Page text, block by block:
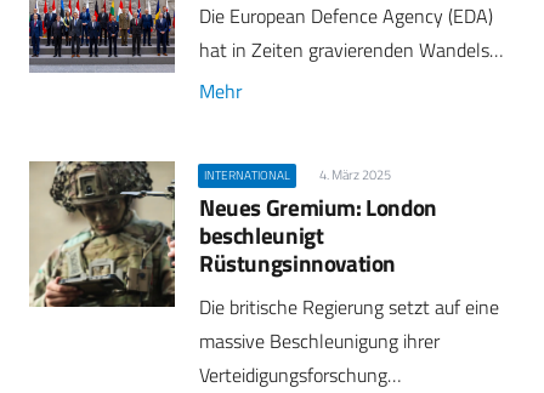
Die European Defence Agency (EDA)
hat in Zeiten gravierenden Wandels…
Mehr
INTERNATIONAL 4. März 2025
Neues Gremium: London
beschleunigt
Rüstungsinnovation
Die britische Regierung setzt auf eine
massive Beschleunigung ihrer
Verteidigungsforschung…